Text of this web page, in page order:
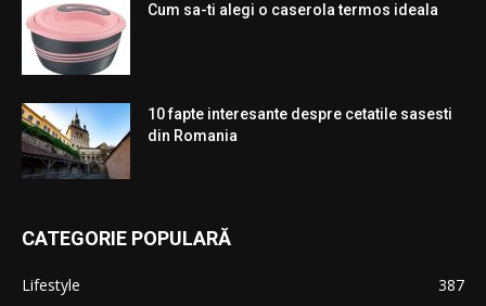
Cum sa-ti alegi o caserola termos ideala
10 fapte interesante despre cetatile sasesti
din Romania
CATEGORIE POPULARĂ
Lifestyle
387